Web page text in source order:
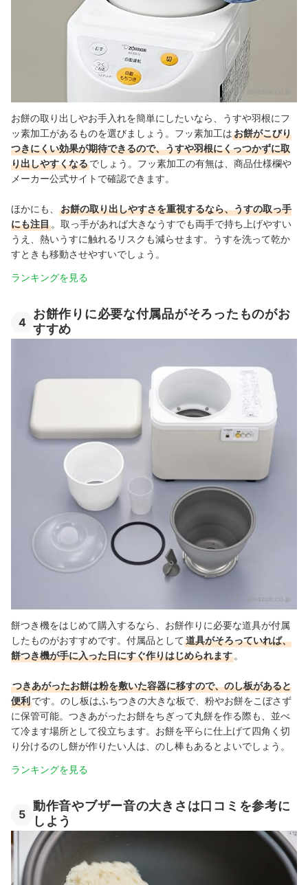
出典：
お餅の取り出しやお手入れを簡単にしたいなら、うすや羽根にフ
ッ素加工があるものを選びましょう。フッ素加工はお餅がこびり
つきにくい効果が期待できるので、うすや羽根にくっつかずに取
り出しやすくなるでしょう。フッ素加工の有無は、商品仕様欄や
メーカー公式サイトで確認できます。
ほかにも、
お餅の取り出しやすさを重視するなら、うすの取っ手
にも注目 。取っ手があれば大きなうすでも両手で持ち上げやすい
うえ、熱いうすに触れるリスクも減らせます。うすを洗って乾か
すときも移動させやすいでしょう。
ランキングを見る
4
お餅作りに必要な付属品がそろったものがお
すすめ
amazon.co.jp
餅つき機をはじめて購入するなら、お餅作りに必要な道具が付属
したものがおすすめです。付属品として道具がそろっていれば、
餅つき機が手に入った日にすぐ作りはじめられます 。
つきあがったお餅は粉を敷いた容器に移すので、のし板があると
便利です。のし板はふちつきの大きな板で、粉やお餅をこぼさず
に保管可能。つきあがったお餅をちぎって丸餅を作る際も、並べ
て冷ます場所として役立ちます。 お餅を平らに仕上げて四角く切
り分けるのし餅が作りたい人は、のし棒もあるとよいでしょう。
ランキングを見る
5
動作音やブザー音の大きさは口コミを参考に
しよう